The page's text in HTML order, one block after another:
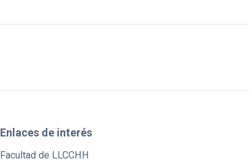
Enlaces de interés
Facultad de LLCCHH